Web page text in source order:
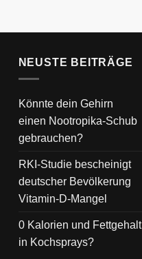
NEUSTE BEITRÄGE
Könnte dein Gehirn
einen Nootropika-Schub
gebrauchen?
RKI-Studie bescheinigt
deutscher Bevölkerung
Vitamin-D-Mangel
0 Kalorien und Fettgehalt
in Kochsprays?